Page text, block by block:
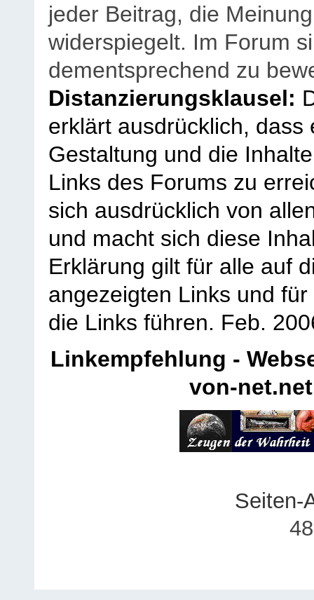
jeder Beitrag, die
widerspiegelt. Im Forum
dementsprechend zu
Distanzierungsklausel:
erklärt ausdrücklich,
Gestaltung und die
Links des Forums zu
sich ausdrücklich von
und macht sich diese
Erklärung gilt für alle auf
angezeigten Links und
die Links führen. Feb.
Linkempfehlung -
von-net.net
Seiten-